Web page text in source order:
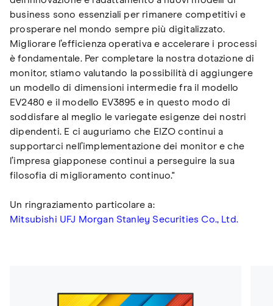
business sono essenziali per rimanere competitivi e
prosperare nel mondo sempre più digitalizzato.
Migliorare l’efficienza operativa e accelerare i processi
è fondamentale. Per completare la nostra dotazione di
monitor, stiamo valutando la possibilità di aggiungere
un modello di dimensioni intermedie fra il modello
EV2480 e il modello EV3895 e in questo modo di
soddisfare al meglio le variegate esigenze dei nostri
dipendenti. E ci auguriamo che EIZO continui a
supportarci nell’implementazione dei monitor e che
l’impresa giapponese continui a perseguire la sua
filosofia di miglioramento continuo."
Un ringraziamento particolare a:
Mitsubishi UFJ Morgan Stanley Securities Co., Ltd.